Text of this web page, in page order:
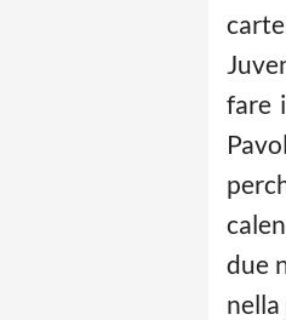
fare
due
nella